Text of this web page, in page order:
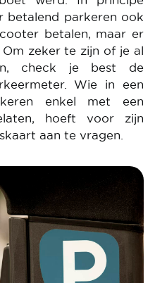
betalend parkeren ook
betalen, maar er
zeker te zijn of je al
check je best de
Wie in een
enkel met een
hoeft voor zijn
aan te vragen.